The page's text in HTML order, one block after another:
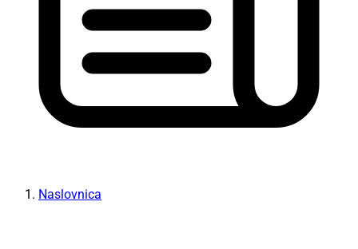
Naslovnica